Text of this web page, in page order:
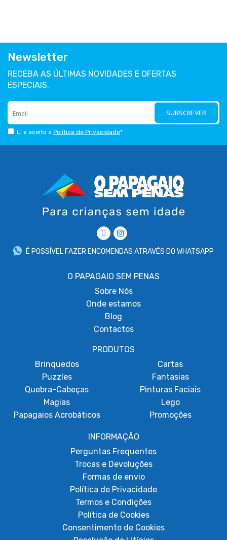
Newsletter
RECEBA AS ÚLTIMAS NOVIDADES E OFERTAS
ESPECIAIS.
SUBSCREVER
Li e aceito a Política de Privacidade*
É POSSÍVEL FAZER ENCOMENDAS ATRAVÉS DO WHATSAPP
O PAPAGAIO SEM PENAS
Sobre Nós
Onde estamos
Blog
Contactos
PRODUTOS
Brinquedos
Puzzles
Quebra-Cabeças
Magias
Papagaios Acrobáticos
Cartas
Fantasias
Pinturas Faciais
Lego
Promoções
INFORMAÇÃO
Perguntas Frequentes
Trocas e Devoluções
Formas de envio
Política de Privacidade
Termos e Condições
Política de Cookies
Consentimento de Cookies